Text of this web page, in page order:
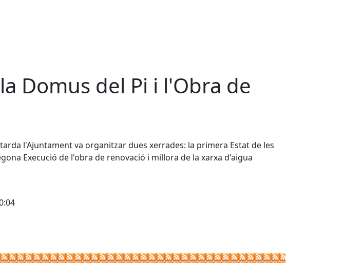
Domus del Pi i l'Obra de
l'Ajuntament va organitzar dues xerrades: la primera Estat de les
Execució de l'obra de renovació i millora de la xarxa d'aigua